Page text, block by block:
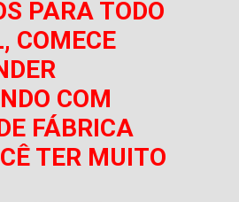
PARA TODO
COMECE
COM
FÁBRICA
TER MUITO